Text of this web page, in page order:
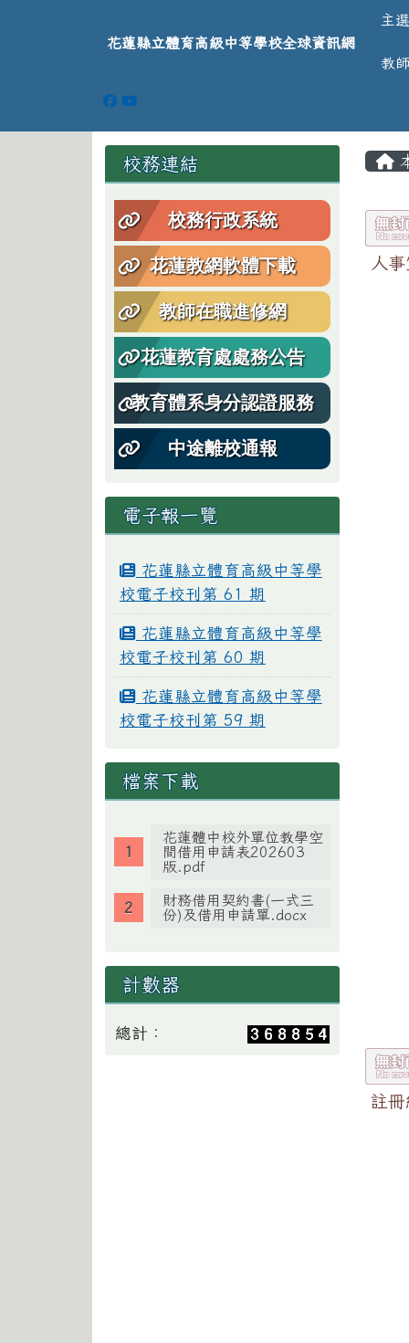
花蓮縣立體育高級中等
花蓮縣立體育高級中等學校全球資訊網
主
教
左邊區域內容
校務連結
校務行政系統
花蓮教網軟體下載
教師在職進修網
花蓮教育處處務公告
教育體系身分認證服務
中途離校通報
電子報一覽
花蓮縣立體育高級中等學
校電子校刊第 61 期
花蓮縣立體育高級中等學
校電子校刊第 60 期
花蓮縣立體育高級中等學
校電子校刊第 59 期
檔案下載
花蓮體中校外單位教學空
間借用申請表202603
版.pdf
財務借用契約書(一式三
份)及借用申請單.docx
計數器
總計：
主
人
註冊
頁尾區域